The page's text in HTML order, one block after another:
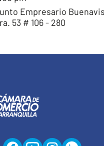
Empresario
53 # 106 - 280